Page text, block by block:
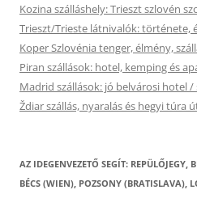
Kozina szálláshely: Trieszt szlovén
Trieszt/Trieste látnivalók: története,
Koper Szlovénia tenger, élmény,
Piran szállások: hotel, kemping és
Madrid szállások: jó belvárosi hotel /
Ždiar szállás, nyaralás és hegyi túra
AZ IDEGENVEZETŐ SEGÍT: REPÜLŐJEGY,
BÉCS (WIEN), POZSONY (BRATISLAVA),